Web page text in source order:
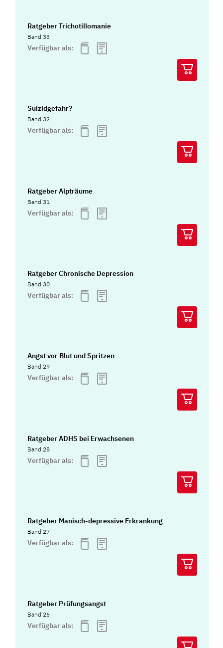
Ratgeber Trichotillomanie
Band 33
Verfügbar als:
Suizidgefahr?
Band 32
Verfügbar als:
Ratgeber Alpträume
Band 31
Verfügbar als:
Ratgeber Chronische Depression
Band 30
Verfügbar als:
Angst vor Blut und Spritzen
Band 29
Verfügbar als:
Ratgeber ADHS bei Erwachsenen
Band 28
Verfügbar als:
Ratgeber Manisch-depressive Erkrankung
Band 27
Verfügbar als:
Ratgeber Prüfungsangst
Band 26
Verfügbar als: